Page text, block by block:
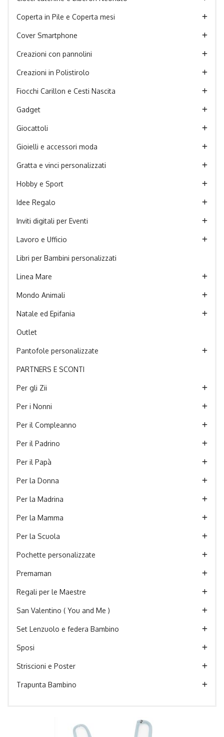
Coperta in Pile e Coperta mesi
Cover Smartphone
Creazioni con pannolini
Creazioni in Polistirolo
Fiocchi Carillon e Cesti Nascita
Gadget
Giocattoli
Gioielli e accessori moda
Gratta e vinci personalizzati
Hobby e Sport
Idee Regalo
Inviti digitali per Eventi
Lavoro e Ufficio
Libri per Bambini personalizzati
Linea Mare
Mondo Animali
Natale ed Epifania
Outlet
Pantofole personalizzate
PARTNERS E SCONTI
Per gli Zii
Per i Nonni
Per il Compleanno
Per il Padrino
Per il Papà
Per la Donna
Per la Madrina
Per la Mamma
Per la Scuola
Pochette personalizzate
Premaman
Regali per le Maestre
San Valentino ( You and Me )
Set Lenzuolo e federa Bambino
Sposi
Striscioni e Poster
Trapunta Bambino